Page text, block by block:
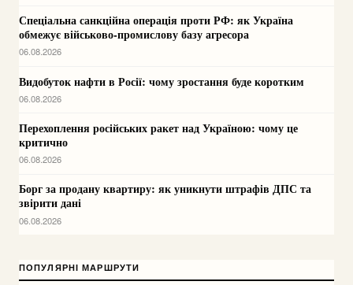
Спеціальна санкційна операція проти РФ: як Україна
обмежує військово-промислову базу агресора
06.08.2026
Видобуток нафти в Росії: чому зростання буде коротким
06.08.2026
Перехоплення російських ракет над Україною: чому це
критично
06.08.2026
Борг за продану квартиру: як уникнути штрафів ДПС та
звірити дані
06.08.2026
ПОПУЛЯРНІ МАРШРУТИ